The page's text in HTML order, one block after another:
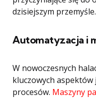
dzisiejszym przemyśle.
Automatyzacja i
W nowoczesnych
kluczowych
procesów. Maszyny